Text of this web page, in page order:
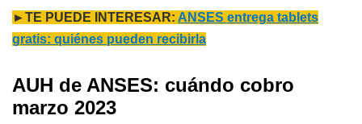
►TE PUEDE INTERESAR: ANSES entrega tablets
gratis: quiénes pueden recibirla
AUH de ANSES: cuándo cobro
marzo 2023